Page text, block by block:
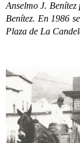
Anselmo J.
Benítez. En 1986
Plaza de La